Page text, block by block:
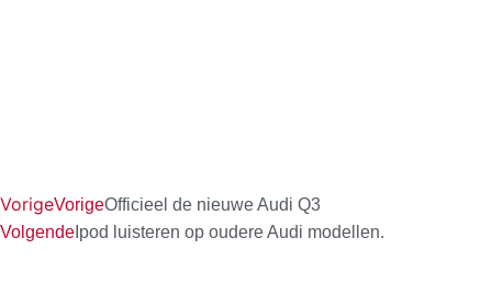
VorigeVorigeOfficieel de nieuwe Audi Q3
Volgende Ipod luisteren op oudere Audi modellen.